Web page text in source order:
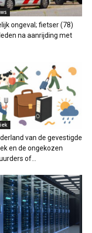
ongeval; fietser (78)
na aanrijding met
van de gevestigde
en de ongekozen
of...